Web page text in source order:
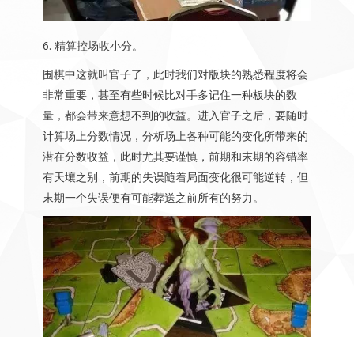
6. 精算控场收小分。
围棋中这就叫官子了，此时我们对版块的熟悉程度将会
非常重要，甚至有些时候比对手多记住一种板块的数
量，都会带来意想不到的收益。进入官子之后，要随时
计算场上分数情况，分析场上各种可能的变化所带来的
潜在分数收益，此时尤其要谨慎，前期和末期的容错率
有天壤之别，前期的失误随着局面变化很可能逆转，但
末期一个失误便有可能葬送之前所有的努力。